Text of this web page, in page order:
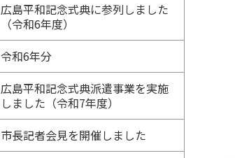
広島平和記念式典に参列しました
（令和6年度）
令和6年分
広島平和記念式典派遣事業を実施
しました（令和7年度）
市長記者会見を開催しました